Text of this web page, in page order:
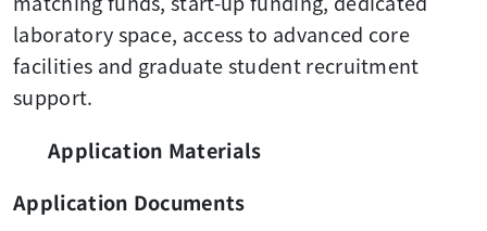
laboratory space, access to advanced core
facilities and graduate student recruitment
support.
Application Materials
Application Documents